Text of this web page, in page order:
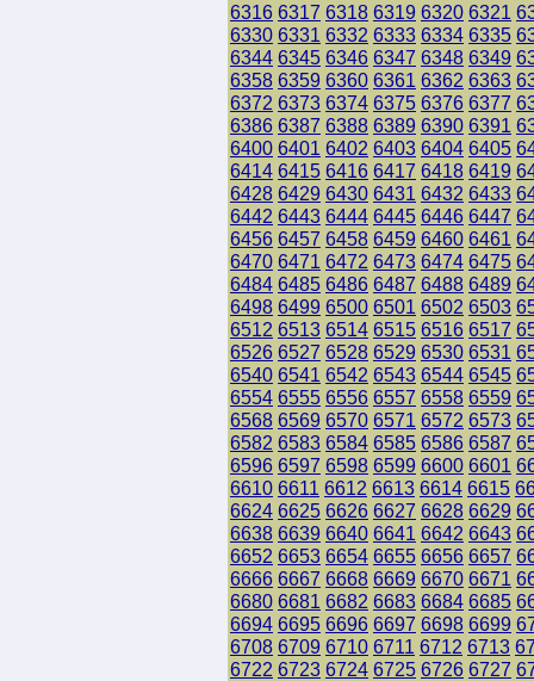
6316 6317 6318 6319 6320 6321
6330 6331 6332 6333 6334 6335
6344 6345 6346 6347 6348 6349
6358 6359 6360 6361 6362 6363
6372 6373 6374 6375 6376 6377
6386 6387 6388 6389 6390 6391
6400 6401 6402 6403 6404 6405
6414 6415 6416 6417 6418 6419
6428 6429 6430 6431 6432 6433
6442 6443 6444 6445 6446 6447
6456 6457 6458 6459 6460 6461
6470 6471 6472 6473 6474 6475
6484 6485 6486 6487 6488 6489
6498 6499 6500 6501 6502 6503
6512 6513 6514 6515 6516 6517
6526 6527 6528 6529 6530 6531
6540 6541 6542 6543 6544 6545
6554 6555 6556 6557 6558 6559
6568 6569 6570 6571 6572 6573
6582 6583 6584 6585 6586 6587
6596 6597 6598 6599 6600 6601
6610 6611 6612 6613 6614 6615
6624 6625 6626 6627 6628 6629
6638 6639 6640 6641 6642 6643
6652 6653 6654 6655 6656 6657
6666 6667 6668 6669 6670 6671
6680 6681 6682 6683 6684 6685
6694 6695 6696 6697 6698 6699
6708 6709 6710 6711 6712 6713
6722 6723 6724 6725 6726 6727